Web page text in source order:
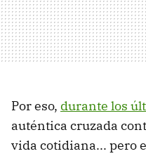
Por eso, durante los
auténtica cruzada
vida cotidiana... pero